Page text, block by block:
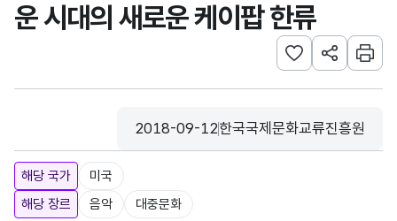
운 시대의 새로운 케이팝 한류
관심사 등록하기
URL 공유하
인쇄
등록일
2018-09-12
수집기관
한국국제문화교류진흥원
해당 국가
미국
해당 장르
음악 대중문화